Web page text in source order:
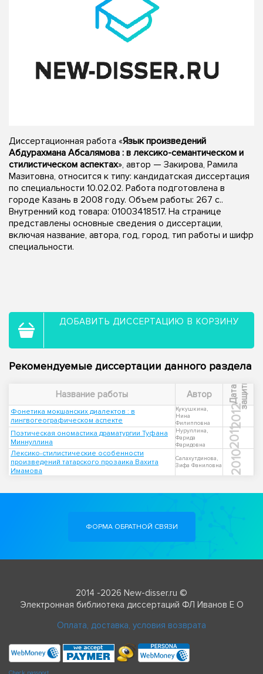
Диссертационная работа «Язык произведений
Абдурахмана Абсалямова : в лексико-семантическом и
стилистическом аспектах», автор — Закирова, Рамила
Мазитовна, относится к типу: кандидатская диссертация
по специальности 10.02.02. Работа подготовлена в
городе Казань в 2008 году. Объем работы: 267 с..
Внутренний код товара: 01003418517. На странице
представлены основные сведения о диссертации,
включая название, автора, год, город, тип работы и шифр
специальности.
ДОБАВИТЬ ДИССЕРТАЦИЮ В КОРЗИНУ
Рекомендуемые диссертации данного раздела
Название работы Автор Д
а
т
а
з
а
щ
и
т ы
Фонетика мокшанских диалектов : в
лингвогеографическом аспекте
Кукушкина,
Нина
Филипповна
2012
Поэтическая ономастика драматургии Туфана
Миннуллина
Нуруллина,
Фарида
Фаридовна
2011
Лексико-стилистические особенности
произведений татарского прозаика Вахита
Имамова
Салахутдинова,
Зифа Фаниловна
2010
ФОРМА ОБРАТНОЙ СВЯЗИ
2014 -2026 New-disser.ru ©
Электронная библиотека диссертаций ФЛ Иванов Е О
Оплата, доставка, условия возврата